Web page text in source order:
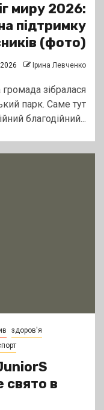
миру 2026:
підтримку
(фото)
Ірина Левченко
зібралася
парк. Саме тут
благодійний...
здоров'я
свято в